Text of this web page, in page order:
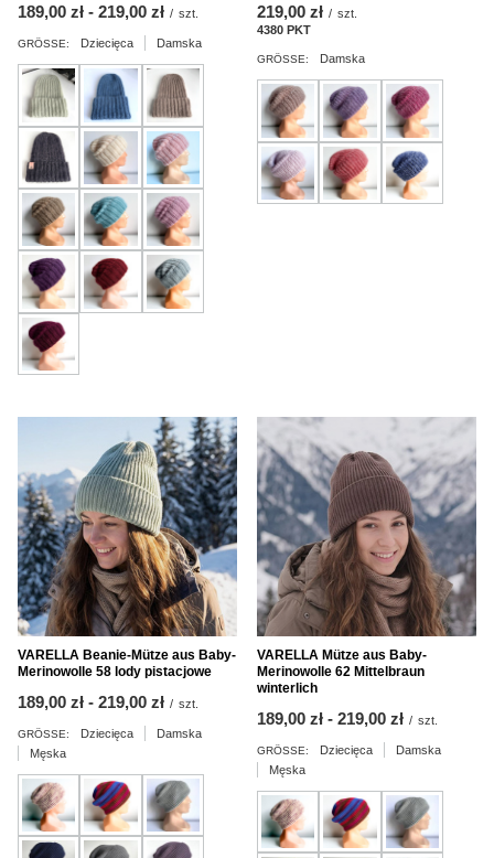
ab
189,00 zł - bis
219,00 zł / szt.
GRÖSSE: Dziecięca Damska
219,00 zł / szt.
4380 PKT
GRÖSSE: Damska
VARELLA Beanie-Mütze aus Baby-
Merinowolle 58 lody pistacjowe
ab
189,00 zł - bis
219,00 zł / szt.
GRÖSSE: Dziecięca
Damska
Męska
VARELLA Mütze aus Baby-
Merinowolle 62 Mittelbraun
winterlich
ab
189,00 zł - bis
219,00 zł / szt.
GRÖSSE: Dziecięca
Damska
Męska